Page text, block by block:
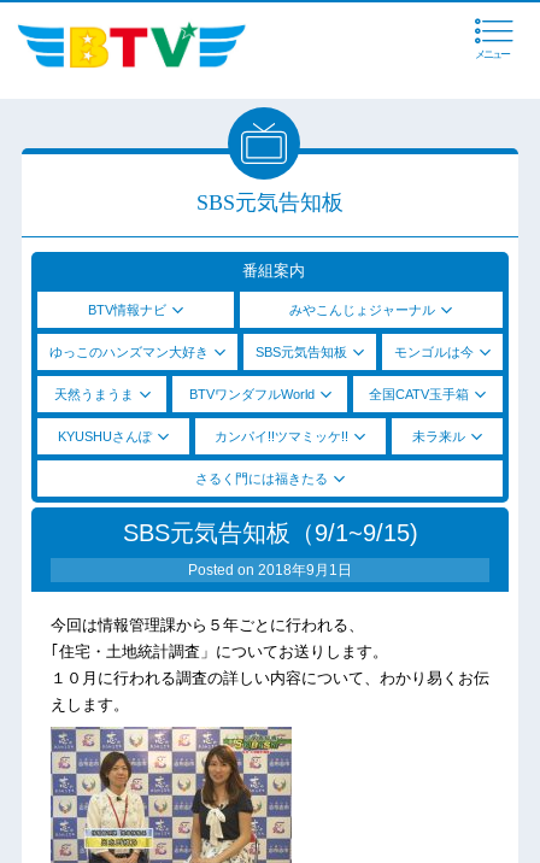
メニュー
SBS元気告知板
番組案内
BTV情報ナビ みやこんじょジャーナル
ゆっこのハンズマン大好き SBS元気告知板 モンゴルは今
天然うまうま BTVワンダフルWorld 全国CATV玉手箱
KYUSHUさんぽ カンパイ!!ツマミッケ!! 未ラ来ル
さるく門には福きたる
SBS元気告知板（9/1~9/15)
Posted on 2018年9月1日
今回は情報管理課から５年ごとに行われる、
｢住宅・土地統計調査」についてお送りします。
１０月に行われる調査の詳しい内容について、わかり易くお伝
えします。